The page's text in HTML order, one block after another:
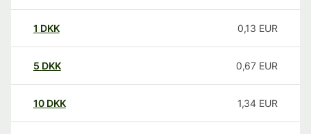
1 DKK 0,13 EUR
5 DKK 0,67 EUR
10 DKK 1,34 EUR